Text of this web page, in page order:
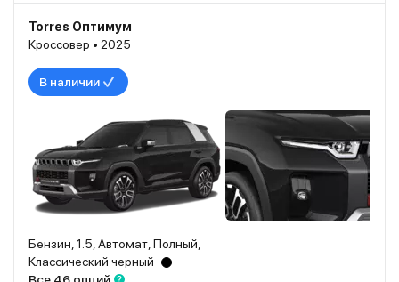
Torres Оптимум
Кроссовер • 2025
В наличии
Бензин, 1.5, Автомат, Полный,
Классический черный